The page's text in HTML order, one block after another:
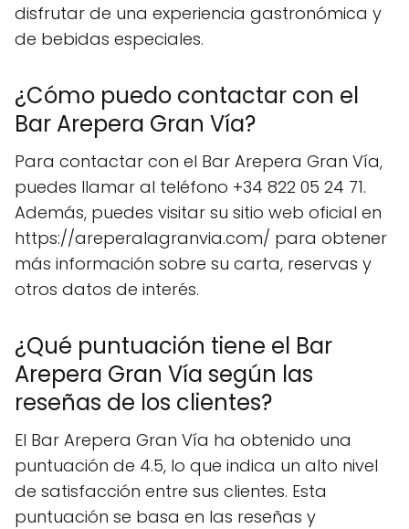
disfrutar de una experiencia gastronómica y
de bebidas especiales.
¿Cómo puedo contactar con el
Bar Arepera Gran Vía?
Para contactar con el Bar Arepera Gran Vía,
puedes llamar al teléfono +34 822 05 24 71.
Además, puedes visitar su sitio web oficial en
https://areperalagranvia.com/ para obtener
más información sobre su carta, reservas y
otros datos de interés.
¿Qué puntuación tiene el Bar
Arepera Gran Vía según las
reseñas de los clientes?
El Bar Arepera Gran Vía ha obtenido una
puntuación de 4.5, lo que indica un alto nivel
de satisfacción entre sus clientes. Esta
puntuación se basa en las reseñas y